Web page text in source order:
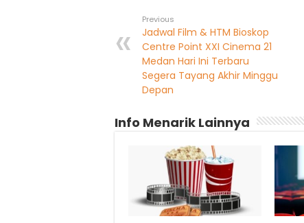
Previous
Jadwal Film & HTM Bioskop
Centre Point XXI Cinema 21
Medan Hari Ini Terbaru
Segera Tayang Akhir Minggu
Depan
Info Menarik Lainnya